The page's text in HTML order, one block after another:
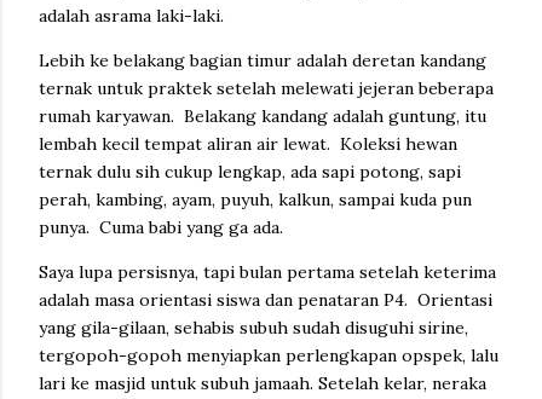
adalah asrama laki-laki.
Lebih ke belakang bagian timur adalah deretan kandang
ternak untuk praktek setelah melewati jejeran beberapa
rumah karyawan. Belakang kandang adalah guntung, itu
lembah kecil tempat aliran air lewat. Koleksi hewan
ternak dulu sih cukup lengkap, ada sapi potong, sapi
perah, kambing, ayam, puyuh, kalkun, sampai kuda pun
punya. Cuma babi yang ga ada.
Saya lupa persisnya, tapi bulan pertama setelah keterima
adalah masa orientasi siswa dan penataran P4. Orientasi
yang gila-gilaan, sehabis subuh sudah disuguhi sirine,
tergopoh-gopoh menyiapkan perlengkapan opspek, lalu
lari ke masjid untuk subuh jamaah. Setelah kelar, neraka